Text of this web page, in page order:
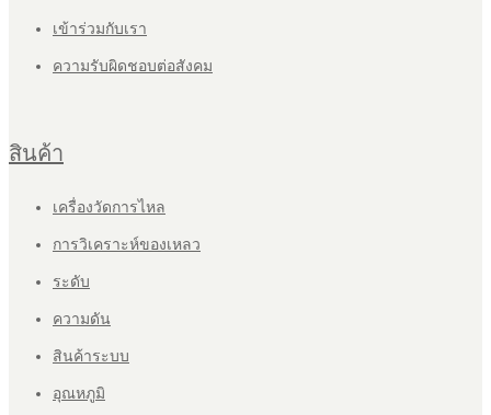
เข้าร่วมกับเรา
ความรับผิดชอบต่อสังคม
สินค้า
เครื่องวัดการไหล
การวิเคราะห์ของเหลว
ระดับ
ความดัน
สินค้าระบบ
อุณหภูมิ